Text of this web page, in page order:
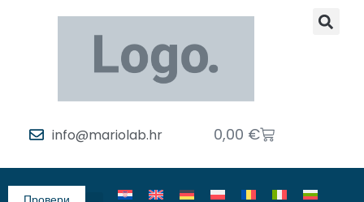
info@mariolab.hr 0,00 €